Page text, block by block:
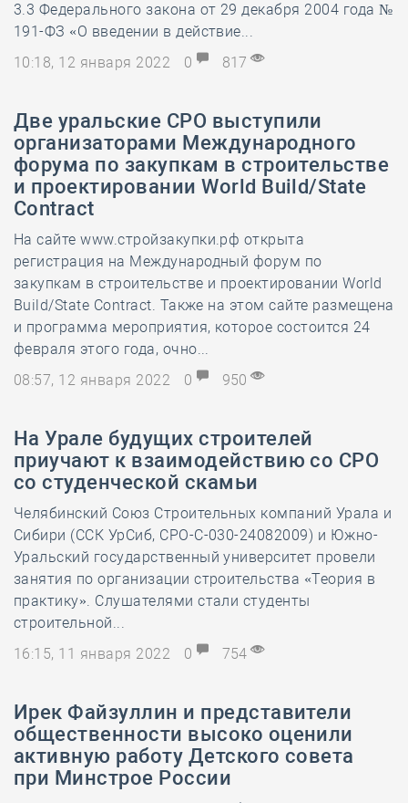
3.3 Федерального закона от 29 декабря 2004 года №
191-ФЗ «О введении в действие...
10:18, 12 января 2022
0 817
Две уральские СРО выступили
организаторами Международного
форума по закупкам в строительстве
и проектировании World Build/State
Contract
На сайте www.стройзакупки.рф открыта
регистрация на Международный форум по
закупкам в строительстве и проектировании World
Build/State Contract. Также на этом сайте размещена
и программа мероприятия, которое состоится 24
февраля этого года, очно...
08:57, 12 января 2022
0 950
На Урале будущих строителей
приучают к взаимодействию со СРО
со студенческой скамьи
Челябинский Союз Строительных компаний Урала и
Сибири (ССК УрСиб, СРО-С-030-24082009) и Южно-
Уральский государственный университет провели
занятия по организации строительства «Теория в
практику». Слушателями стали студенты
строительной...
16:15, 11 января 2022
0 754
Ирек Файзуллин и представители
общественности высоко оценили
активную работу Детского совета
при Минстрое России